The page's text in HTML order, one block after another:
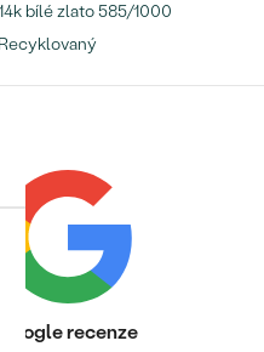
bílé zlato 585/1000
Recyklovaný
Google recenze